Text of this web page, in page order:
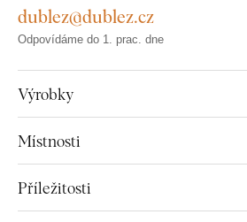
Výrobky
Místnosti
Příležitosti
dublez@dublez.cz
Odpovídáme do 1. prac. dne